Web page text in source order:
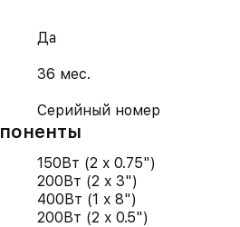
Да
36 мес.
Серийный номер
150Вт (2 x 0.75")
200Вт (2 x 3")
400Вт (1 x 8")
200Вт (2 x 0.5")